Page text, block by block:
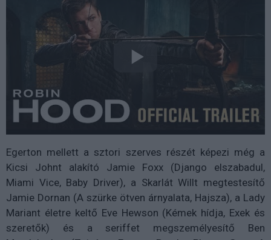
Egerton mellett a sztori szerves részét képezi még a
Kicsi Johnt alakító Jamie Foxx (Django elszabadul,
Miami Vice, Baby Driver), a Skarlát Willt megtestesítő
Jamie Dornan (A szürke ötven árnyalata, Hajsza), a Lady
Mariant életre keltő Eve Hewson (Kémek hídja, Exek és
szeretők) és a seriffet megszemélyesítő Ben